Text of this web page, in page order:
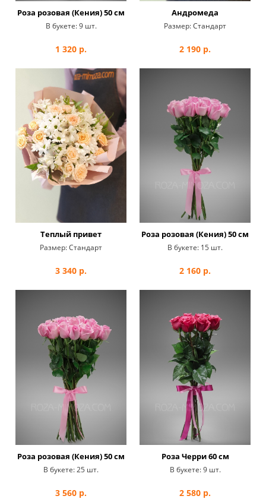
Роза розовая (Кения) 50 см
В букете: 9 шт.
1 320 р.
Андромеда
Размер:Стандарт
2 190 р.
Теплый привет
Размер:Стандарт
3 340 р.
Роза розовая (Кения) 50 см
В букете: 15 шт.
2 160 р.
Роза розовая (Кения) 50 см
В букете:25 шт.
3 560 р.
Роза Черри 60 см
В букете: 9 шт.
2 580 р.